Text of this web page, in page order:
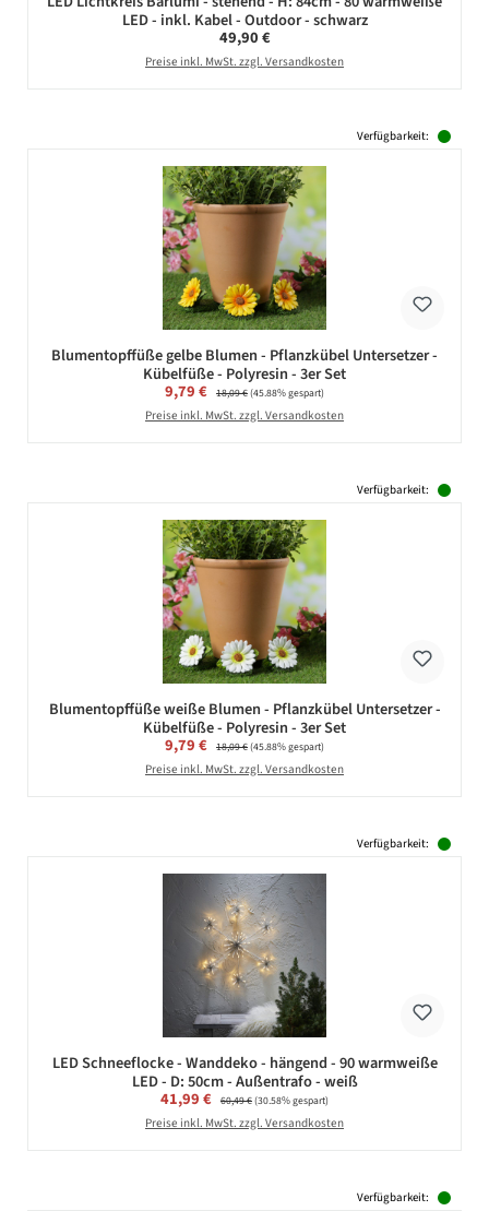
LED - inkl. Kabel - Outdoor - schwarz
Regulärer Preis:
49,90 €
Preise inkl. MwSt. zzgl. Versandkosten
Verfügbarkeit:
Blumentopffüße gelbe Blumen - Pflanzkübel Untersetzer -
Kübelfüße - Polyresin - 3er Set
Verkaufspreis:
9,79 € Regulärer Preis:
18,09 €(45.88% gespart)
Preise inkl. MwSt. zzgl. Versandkosten
Verfügbarkeit:
Blumentopffüße weiße Blumen - Pflanzkübel Untersetzer -
Kübelfüße - Polyresin - 3er Set
Verkaufspreis:
9,79 € Regulärer Preis:
18,09 €(45.88% gespart)
Preise inkl. MwSt. zzgl. Versandkosten
Verfügbarkeit:
LED Schneeflocke - Wanddeko - hängend - 90 warmweiße
LED - D: 50cm - Außentrafo - weiß
Verkaufspreis:
41,99 € Regulärer Preis:
60,49 €(30.58% gespart)
Preise inkl. MwSt. zzgl. Versandkosten
Verfügbarkeit: